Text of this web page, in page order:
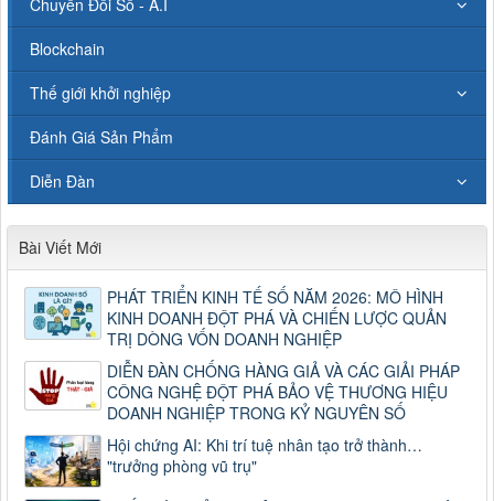
Chuyển Đổi Số - A.I
Blockchain
Thế giới khởi nghiệp
Đánh Giá Sản Phẩm
Diễn Đàn
Bài Viết Mới
PHÁT TRIỂN KINH TẾ SỐ NĂM 2026: MÔ HÌNH
KINH DOANH ĐỘT PHÁ VÀ CHIẾN LƯỢC QUẢN
TRỊ DÒNG VỐN DOANH NGHIỆP
DIỄN ĐÀN CHỐNG HÀNG GIẢ VÀ CÁC GIẢI PHÁP
CÔNG NGHỆ ĐỘT PHÁ BẢO VỆ THƯƠNG HIỆU
DOANH NGHIỆP TRONG KỶ NGUYÊN SỐ
Hội chứng AI: Khi trí tuệ nhân tạo trở thành…
"trưởng phòng vũ trụ"